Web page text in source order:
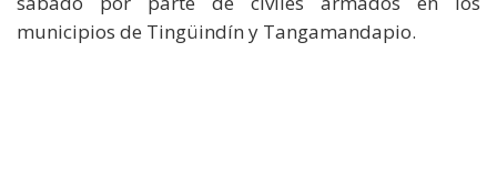
municipios de Tingüindín y Tangamandapio.